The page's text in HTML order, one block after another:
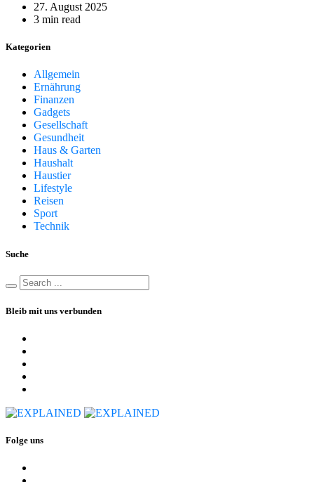
27. August 2025
3 min read
Kategorien
Allgemein
Ernährung
Finanzen
Gadgets
Gesellschaft
Gesundheit
Haus & Garten
Haushalt
Haustier
Lifestyle
Reisen
Sport
Technik
Suche
Bleib mit uns verbunden
Folge uns